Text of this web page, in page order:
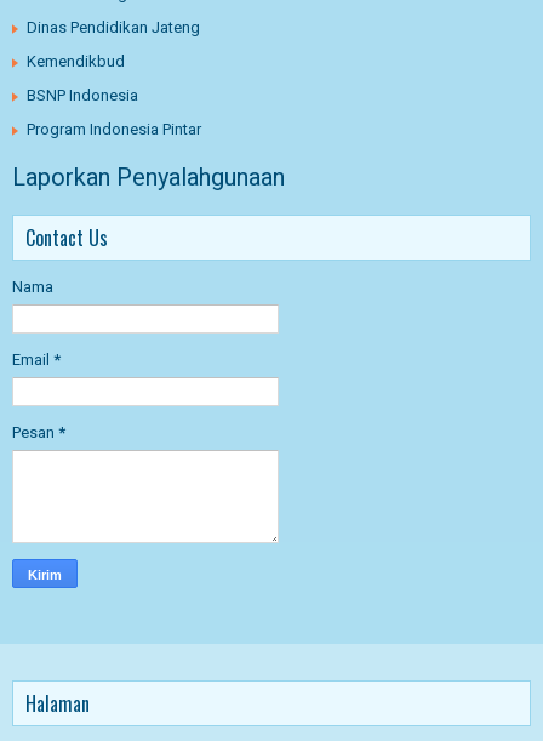
Dinas Pendidikan Jateng
Kemendikbud
BSNP Indonesia
Program Indonesia Pintar
Laporkan Penyalahgunaan
Contact Us
Nama
Email *
Pesan *
Halaman